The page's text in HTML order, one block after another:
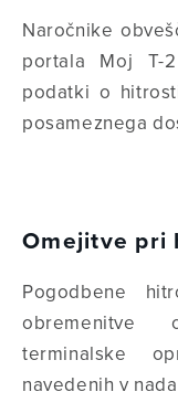
Naročnike
portala Moj
podatki o
posameznega
Omejitve pri
Pogodbene
obremenitve
terminalske
navedenih v